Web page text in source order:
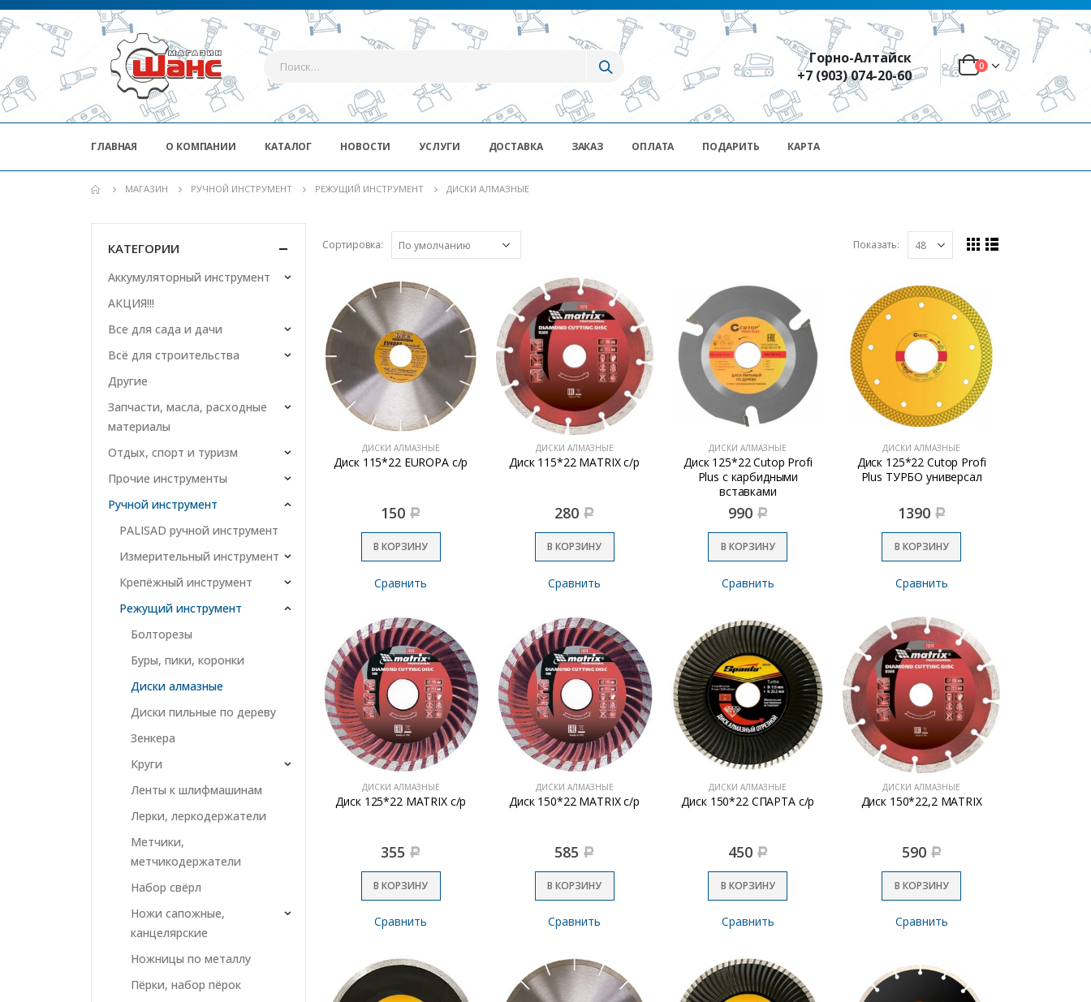
Горно-Алтайск
+7 (903) 074-20-60
0
ГЛАВНАЯ О КОМПАНИИ КАТАЛОГ НОВОСТИ УСЛУГИ ДОСТАВКА ЗАКАЗ ОПЛАТА ПОДАРИТЬ КАРТА
МАГАЗИН РУЧНОЙ ИНСТРУМЕНТ РЕЖУЩИЙ ИНСТРУМЕНТ ДИСКИ АЛМАЗНЫЕ
Сортировка: Показать:
ДИСКИ АЛМАЗНЫЕ
Диск 115*22 EUROPA с/р
150 Р
В КОРЗИНУ
Сравнить
ДИСКИ АЛМАЗНЫЕ
Диск 115*22 MATRIX с/р
280 Р
В КОРЗИНУ
Сравнить
ДИСКИ АЛМАЗНЫЕ
Диск 125*22 Cutop Profi
Plus с карбидными
вставками
990 Р
В КОРЗИНУ
Сравнить
ДИСКИ АЛМАЗНЫЕ
Диск 125*22 Cutop Profi
Plus ТУРБО универсал
1390 Р
В КОРЗИНУ
Сравнить
ДИСКИ АЛМАЗНЫЕ
Диск 125*22 MATRIX c/р
355 Р
В КОРЗИНУ
Сравнить
ДИСКИ АЛМАЗНЫЕ
Диск 150*22 MATRIX c/р
585 Р
В КОРЗИНУ
Сравнить
ДИСКИ АЛМАЗНЫЕ
Диск 150*22 СПАРТА c/р
450 Р
В КОРЗИНУ
Сравнить
ДИСКИ АЛМАЗНЫЕ
Диск 150*22,2 MATRIX
590 Р
В КОРЗИНУ
Сравнить
КАТЕГОРИИ
Аккумуляторный инструмент
АКЦИЯ!!!
Все для сада и дачи
Всё для строительства
Другие
Запчасти, масла, расходные
материалы
Отдых, спорт и туризм
Прочие инструменты
Ручной инструмент
PALISAD ручной инструмент
Измерительный инструмент
Крепёжный инструмент
Режущий инструмент
Болторезы
Буры, пики, коронки
Диски алмазные
Диски пильные по дереву
Зенкера
Круги
Ленты к шлифмашинам
Лерки, леркодержатели
Метчики,
метчикодержатели
Набор свёрл
Ножи сапожные,
канцелярские
Ножницы по металлу
Пёрки, набор пёрок